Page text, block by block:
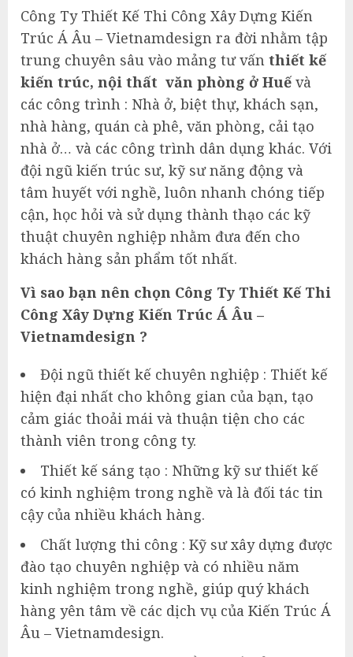
Công Ty Thiết Kế Thi Công Xây Dựng Kiến
Trúc Á Âu – Vietnamdesign ra đời nhằm tập
trung chuyên sâu vào mảng tư vấn thiết kế
kiến trúc, nội thất văn phòng ở Huếvà
các công trình : Nhà ở, biệt thự, khách sạn,
nhà hàng, quán cà phê, văn phòng, cải tạo
nhà ở… và các công trình dân dụng khác. Với
đội ngũ kiến trúc sư, kỹ sư năng động và
tâm huyết với nghề, luôn nhanh chóng tiếp
cận, học hỏi và sử dụng thành thạo các kỹ
thuật chuyên nghiệp nhằm đưa đến cho
khách hàng sản phẩm tốt nhất.
Vì sao bạn nên chọn Công Ty Thiết Kế Thi
Công Xây Dựng Kiến Trúc Á Âu –
Vietnamdesign ?
Đội ngũ thiết kế chuyên nghiệp : Thiết kế
hiện đại nhất cho không gian của bạn, tạo
cảm giác thoải mái và thuận tiện cho các
thành viên trong công ty.
Thiết kế sáng tạo : Những kỹ sư thiết kế
có kinh nghiệm trong nghề và là đối tác tin
cậy của nhiều khách hàng.
Chất lượng thi công : Kỹ sư xây dựng được
đào tạo chuyên nghiệp và có nhiều năm
kinh nghiệm trong nghề, giúp quý khách
hàng yên tâm về các dịch vụ của Kiến Trúc Á
Âu – Vietnamdesign.